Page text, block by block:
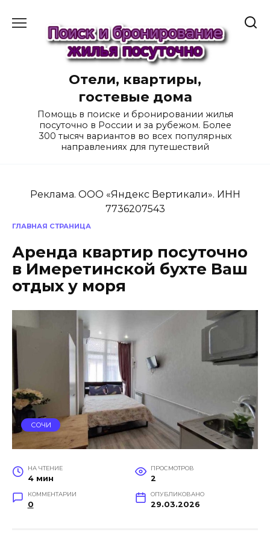
содержанию
Отели, квартиры,
гостевые дома
Помощь в поиске и бронировании жилья
посуточно в России и за рубежом. Более
300 тысяч вариантов во всех популярных
направлениях для путешествий
Реклама. ООО «Яндекс Вертикали». ИНН
7736207543
ГЛАВНАЯ СТРАНИЦА
Аренда квартир посуточно
в Имеретинской бухте Ваш
отдых у моря
СОЧИ
НА ЧТЕНИЕ
4 мин
ПРОСМОТРОВ
2
КОММЕНТАРИИ
0
ОПУБЛИКОВАНО
29.03.2026